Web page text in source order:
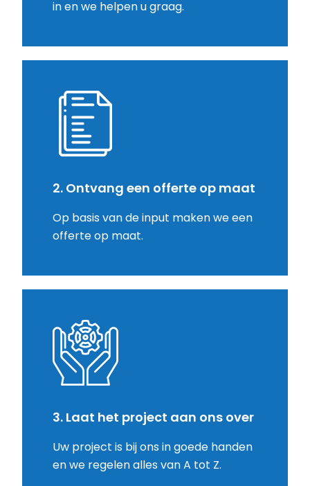
in en we helpen u graag.
2. Ontvang een offerte op maat
Op basis van de input maken we een
offerte op maat.
3. Laat het project aan ons over
Uw project is bij ons in goede handen
en we regelen alles van A tot Z.